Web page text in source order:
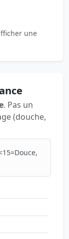
une
. Pas un
(douche,